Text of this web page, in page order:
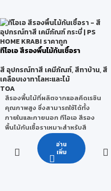
คุณสมบัติในการแทรกซึมเข้าพื้นผิว
ป้องกันความชื้น ทำให้ยึดเกาะเนื้อสี
ได้แน่นขึ้น ซึ่งเนื้อฟิล์มนี้จะช่วย
ป้องกันไม่ให้ความชื้นหรือความเป็น
(ปูนบ่มที่ไม่ได้ที่) และความชื้นที่มี
อยู่ตามผนังปูน โดยเฉพาะความชื้น
จากพื้นดิน (Rising Damp) บริเวณ
ชายล่างอาคารออกมาทำลายทำให้
สีลอกล่อน เกิดคราบเกลือ เฉดสี
เพี้ยน
ทีโอเอ สีรองพื้นไม้กันเชื้อรา
สี อุปกรณ์ทาสี เคมีภัณฑ์,สีทาบ้าน,สี
เคลือบเงาทาโลหะและไม้
TOA
สีรองพื้นไม้ที่ผลิตจากแอลคีดเรซิน
คุณภาพสูง ซึ่งสามารถใช้ได้ทั้ง
ภายในและภายนอก ทีโอเอ สีรอง
พื้นไม้กันเชื้อราเหมาะสำหรับสี
เคลือบเงา ทีโอเอ ด้วยคุณลักษณะ
พิเศษที่แห้งเร็ว ป้องกันเชื้อราและ
ยางไม้ ช่วยให้พื้นผิวเรียบ และ
อ่าน
เพิ่ม